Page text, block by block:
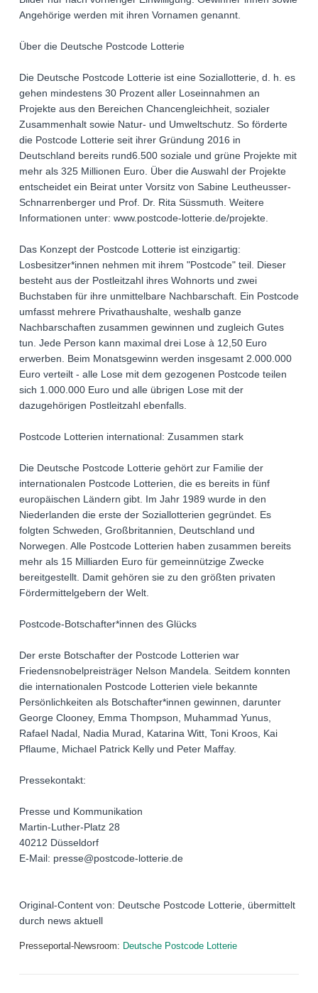
Angehörige werden mit ihren Vornamen genannt.
Über die Deutsche Postcode Lotterie
Die Deutsche Postcode Lotterie ist eine Soziallotterie, d. h. es
gehen mindestens 30 Prozent aller Loseinnahmen an
Projekte aus den Bereichen Chancengleichheit, sozialer
Zusammenhalt sowie Natur- und Umweltschutz. So förderte
die Postcode Lotterie seit ihrer Gründung 2016 in
Deutschland bereits rund6.500 soziale und grüne Projekte mit
mehr als 325 Millionen Euro. Über die Auswahl der Projekte
entscheidet ein Beirat unter Vorsitz von Sabine Leutheusser-
Schnarrenberger und Prof. Dr. Rita Süssmuth. Weitere
Informationen unter: www.postcode-lotterie.de/projekte.
Das Konzept der Postcode Lotterie ist einzigartig:
Losbesitzer*innen nehmen mit ihrem "Postcode" teil. Dieser
besteht aus der Postleitzahl ihres Wohnorts und zwei
Buchstaben für ihre unmittelbare Nachbarschaft. Ein Postcode
umfasst mehrere Privathaushalte, weshalb ganze
Nachbarschaften zusammen gewinnen und zugleich Gutes
tun. Jede Person kann maximal drei Lose à 12,50 Euro
erwerben. Beim Monatsgewinn werden insgesamt 2.000.000
Euro verteilt - alle Lose mit dem gezogenen Postcode teilen
sich 1.000.000 Euro und alle übrigen Lose mit der
dazugehörigen Postleitzahl ebenfalls.
Postcode Lotterien international: Zusammen stark
Die Deutsche Postcode Lotterie gehört zur Familie der
internationalen Postcode Lotterien, die es bereits in fünf
europäischen Ländern gibt. Im Jahr 1989 wurde in den
Niederlanden die erste der Soziallotterien gegründet. Es
folgten Schweden, Großbritannien, Deutschland und
Norwegen. Alle Postcode Lotterien haben zusammen bereits
mehr als 15 Milliarden Euro für gemeinnützige Zwecke
bereitgestellt. Damit gehören sie zu den größten privaten
Fördermittelgebern der Welt.
Postcode-Botschafter*innen des Glücks
Der erste Botschafter der Postcode Lotterien war
Friedensnobelpreisträger Nelson Mandela. Seitdem konnten
die internationalen Postcode Lotterien viele bekannte
Persönlichkeiten als Botschafter*innen gewinnen, darunter
George Clooney, Emma Thompson, Muhammad Yunus,
Rafael Nadal, Nadia Murad, Katarina Witt, Toni Kroos, Kai
Pflaume, Michael Patrick Kelly und Peter Maffay.
Pressekontakt:
Presse und Kommunikation
Martin-Luther-Platz 28
40212 Düsseldorf
E-Mail: presse@postcode-lotterie.de
Original-Content von: Deutsche Postcode Lotterie, übermittelt
durch news aktuell
Presseportal-Newsroom: Deutsche Postcode Lotterie